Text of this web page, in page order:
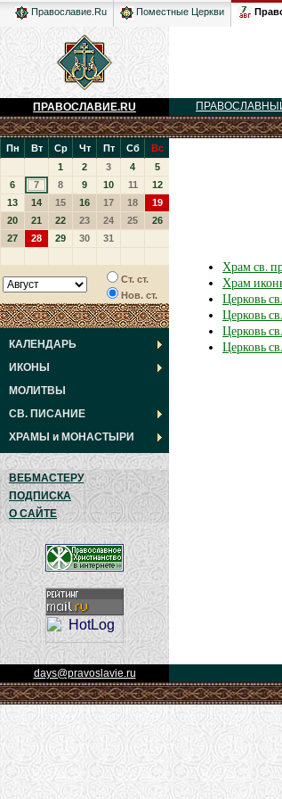
Православие.Ru Поместные Церкви
ПРАВОСЛАВИЕ.RU
Пн Вт Ср Чт Пт Сб
Вс
1
2 3 4
5
6
7 8 9 10 11
12
13
14 15 16 17 18
19
20
21 22 23 24 25
26
27
28 29 30 31
Ст. ст.
Нов. ст.
КАЛЕНДАРЬ
ИКОНЫ
МОЛИТВЫ
СВ. ПИСАНИЕ
ХРАМЫ и МОНАСТЫРИ
ВЕБМАСТЕРУ
ПОДПИСКА
О САЙТЕ
Храм св.
Храм
Церковь
Церковь
Церковь
Церковь
days@pravoslavie.ru